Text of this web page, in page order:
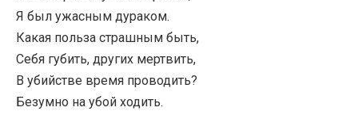
Я был ужасным дураком.
Какая польза страшным быть,
Себя губить, других мертвить,
В убийстве время проводить?
Безумно на убой ходить.